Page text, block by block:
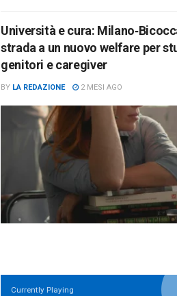
Università e cura:
strada a un nuovo welfare per
genitori e caregiver
BY LA REDAZIONE 2 MESI AGO
Currently Playing